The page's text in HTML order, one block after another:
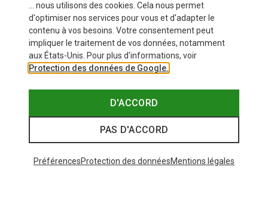
... nous utilisons des cookies. Cela nous permet
d'optimiser nos services pour vous et d'adapter le
contenu à vos besoins. Votre consentement peut
impliquer le traitement de vos données, notamment
aux États-Unis. Pour plus d'informations, voir
Protection des données de Google.
D'ACCORD
PAS D'ACCORD
PréférencesProtection des donnéesMentions légales